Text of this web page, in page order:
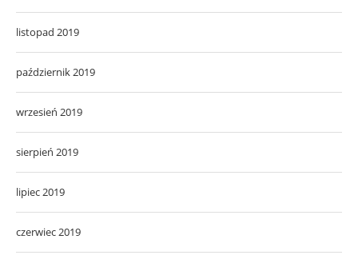
listopad 2019
październik 2019
wrzesień 2019
sierpień 2019
lipiec 2019
czerwiec 2019